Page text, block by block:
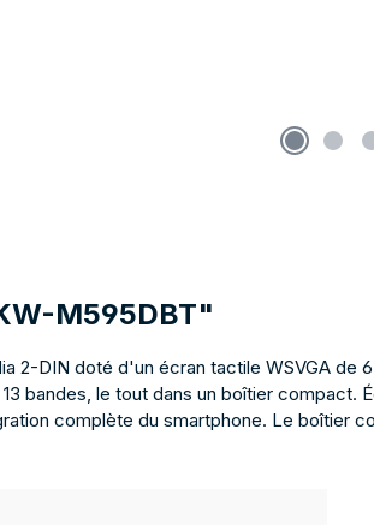
M595DBT"
2-DIN doté d'un écran tactile WSVGA
bandes, le tout dans un boîtier
complète du smartphone. Le